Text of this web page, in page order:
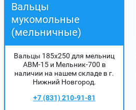
Вальцы
мукомольные
(мельничные)
Вальцы 185х250 для мельниц
АВМ-15 и Мельник-700 в
наличии на нашем складе в г.
Нижний Новгород.
+7 (831) 210-91-81